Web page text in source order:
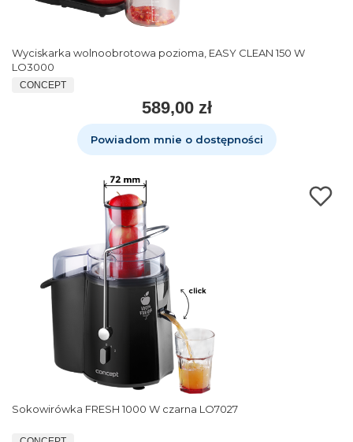
Wyciskarka wolnoobrotowa pozioma, EASY CLEAN 150 W
LO3000
CONCEPT
589,00 zł
Powiadom mnie o dostępności
Sokowirówka FRESH 1000 W czarna LO7027